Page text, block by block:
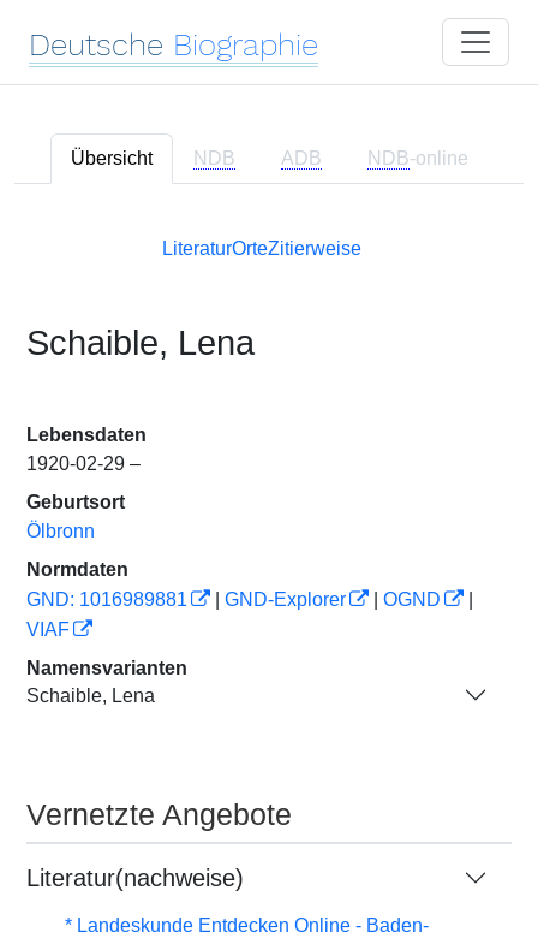
Deutsche Biographie
Übersicht NDB ADB NDB-online
LiteraturOrteZitierweise
Schaible, Lena
Lebensdaten
1920-02-29 –
Geburtsort
Ölbronn
Normdaten
GND: 1016989881
GND-Explorer OGND
VIAF
Namensvarianten
Schaible, Lena
Vernetzte Angebote
Literatur(nachweise)
* Landeskunde Entdecken Online - Baden-